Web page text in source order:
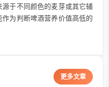
于不同颜色的麦芽或其它辅
为判断啤酒营养价值高低的
更多文章